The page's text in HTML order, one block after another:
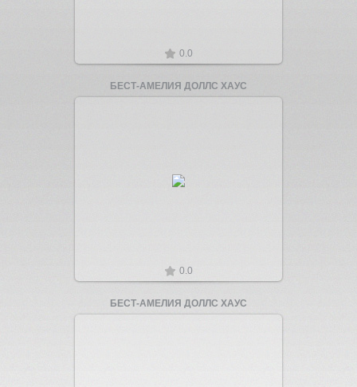
0.0
БЕСТ-АМЕЛИЯ ДОЛЛС ХАУС
Увеличить
0.0
БЕСТ-АМЕЛИЯ ДОЛЛС ХАУС